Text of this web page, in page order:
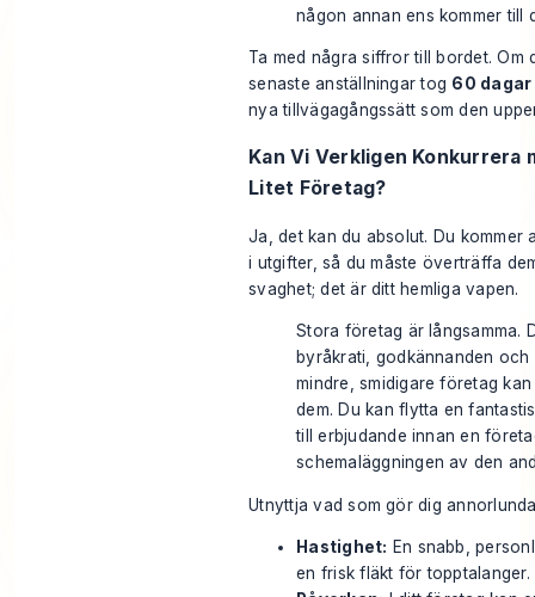
någon annan ens kommer till
Ta med några siffror till bordet. Om
senaste anställningar tog 60 dagar
nya tillvägagångssätt som den
Kan Vi Verkligen Konkurrera
Litet Företag?
Ja, det kan du absolut. Du kommer
i utgifter, så du måste överträffa
svaghet; det är ditt hemliga vapen.
Stora företag är långsamma.
byråkrati, godkännanden
mindre, smidigare företag
dem. Du kan flytta en
till erbjudande innan en
schemaläggningen av den
Utnyttja vad som gör dig
Hastighet: En snabb,
en frisk fläkt för topptalanger.